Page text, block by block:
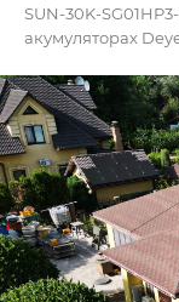
SUN-30K-
акумуляторах Deye